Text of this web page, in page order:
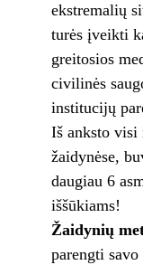
ekstremalių
turės įveikti
greitosios
civilinės
institucijų
Iš anksto
žaidynėse,
daugiau 6
iššūkiams!
Žaidynių
parengti